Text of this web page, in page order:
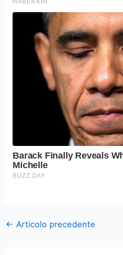
← Articolo precedente